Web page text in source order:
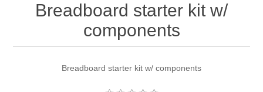
Breadboard starter kit w/
components
Breadboard starter kit w/ components